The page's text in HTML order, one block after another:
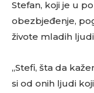
Stefan, koji je u
obezbjeđenje,
živote mladih
„Stefi, šta da
si od onih ljudi